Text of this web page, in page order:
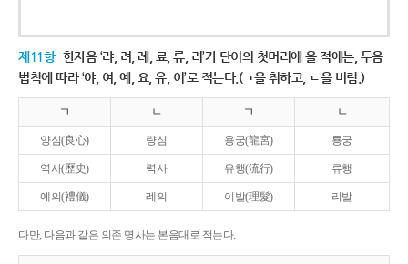
제11항 한자음 ‘랴, 려, 례, 료, 류, 리’가 단어의 첫머리에 올 적에는, 두음
법칙에 따라 ‘야, 여, 예, 요, 유, 이’로 적는다.(ㄱ을 취하고, ㄴ을 버림.)
ㄱ ㄴ ㄱ ㄴ
양심(良心) 량심 용궁(龍宮) 룡궁
역사(歷史) 력사 유행(流行) 류행
예의(禮儀) 례의 이발(理髮) 리발
다만, 다음과 같은 의존 명사는 본음대로 적는다.